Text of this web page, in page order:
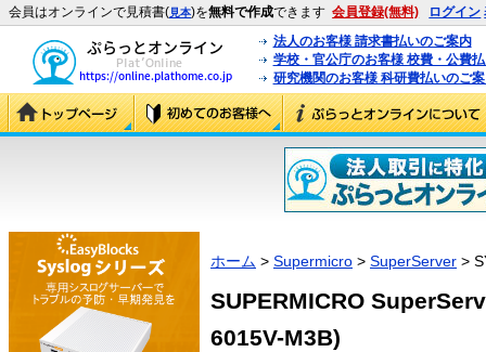
会員はオンラインで見積書(見本)を無料で作成できます 会員登録(無料) ログイン
法人のお客様 請求書払いのご案内
学校・官公庁のお客様 校費・公費
研究機関のお客様 科研費払いのご
ホーム > Supermicro > SuperServer >
SUPERMICRO
6015V-M3B)